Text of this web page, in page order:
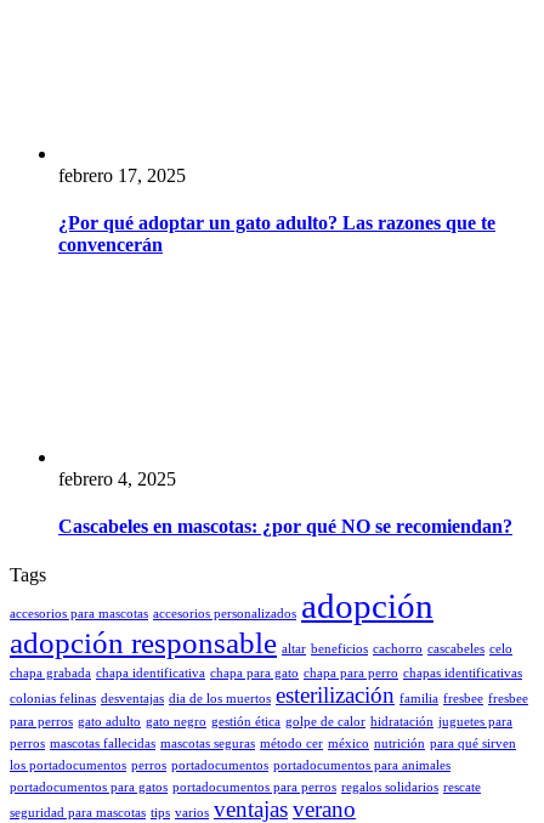
febrero 17, 2025
¿Por qué adoptar un gato adulto? Las razones que te
convencerán
febrero 4, 2025
Cascabeles en mascotas: ¿por qué NO se recomiendan?
Tags
accesorios para mascotas accesorios personalizados adopción
adopción responsable altar beneficios cachorro cascabeles celo
chapa grabada chapa identificativa chapa para gato chapa para perro chapas identificativas
colonias felinas desventajas dia de los muertos esterilización familia fresbee fresbee
para perros gato adulto gato negro gestión ética golpe de calor hidratación juguetes para
perros mascotas fallecidas mascotas seguras método cer méxico nutrición para qué sirven
los portadocumentos perros portadocumentos portadocumentos para animales
portadocumentos para gatos portadocumentos para perros regalos solidarios rescate
seguridad para mascotas tips varios ventajasverano